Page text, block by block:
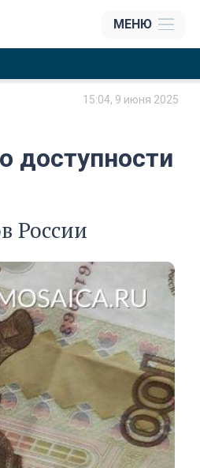
МЕНЮ
15:04, 9 июня 2025
доступности
России